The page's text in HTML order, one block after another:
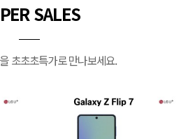
SALES
초초초특가로 만나보세요.